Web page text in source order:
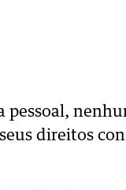
pessoal,
direitos